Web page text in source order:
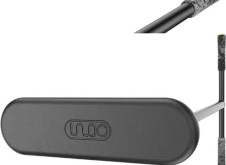
89,25 €
Hinta ilman S-Etukorttia: 105,00 €
Verkkokaupan hinta